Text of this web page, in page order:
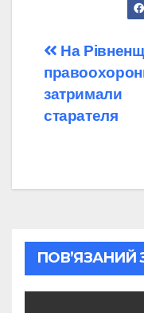
записів
На
затримали
старателя
ПОВ’ЯЗАНИЙ